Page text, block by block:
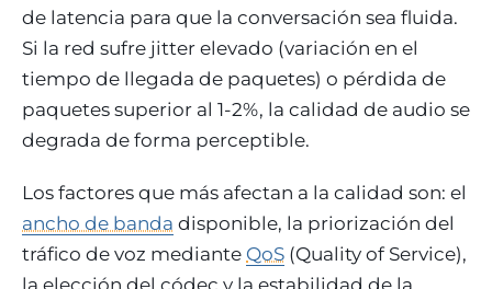
de latencia para que la conversación sea fluida.
Si la red sufre jitter elevado (variación en el
tiempo de llegada de paquetes) o pérdida de
paquetes superior al 1-2%, la calidad de audio se
degrada de forma perceptible.
Los factores que más afectan a la calidad son: el
ancho de banda disponible, la priorización del
tráfico de voz mediante QoS (Quality of Service),
la elección del códec y la estabilidad de la